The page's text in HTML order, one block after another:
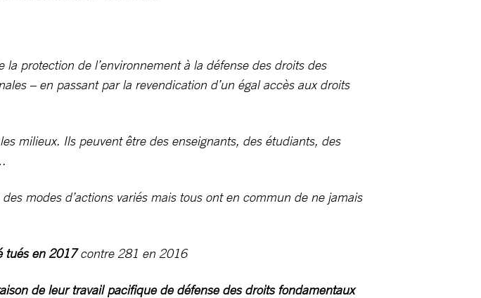
protection de l’environnement à la défense des droits des
– en passant par la revendication d’un égal accès aux droits
milieux. Ils peuvent être des enseignants, des étudiants, des
modes d’actions variés mais tous ont en commun de ne jamais
tués en 2017contre 281 en 2016
de leur travail pacifique de défense des droits fondamentaux